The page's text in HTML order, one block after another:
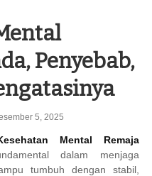
Penyebab,
5, 2025
Mental Remaja
dalam menjaga
tumbuh dengan stabil,